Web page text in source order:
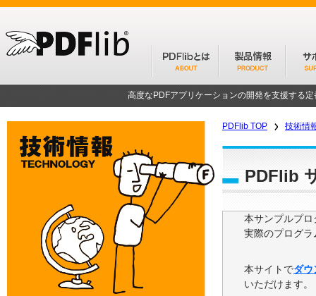
高度なPDFアプリケーションの開発を支援する
PDFlib TOP 技術情
PDFlib
本サンプルプ
実際のプログ
本サイトでダウ
いただけます。